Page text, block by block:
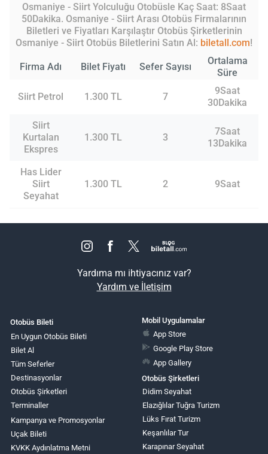
Osmaniye - Siirt Yolculuğu Otobüsle Kaç Saat: 8Saat
50Dakika. Osmaniye - Siirt Arası Otobüs Firmalarının
Biletleri ve Fiyatları Karşılaştır Otobüs Şirketlerinin
Osmaniye - Siirt Otobüs Biletlerini Satın Al: biletall.com!
Firma Adı Bilet Fiyatı Sefer Sayısı
Ortalama
Süre
Siirt Petrol 1.300 TL 7
9Saat
30Dakika
Siirt
Kurtalan
Ekspres
1.300 TL 3
7Saat
13Dakika
Has Lider
Siirt
Seyahat
1.300 TL 2 9Saat
Yardıma mı ihtiyacınız var?
Yardım ve İletişim
Otobüs Bileti
En Uygun Otobüs Bileti
Bilet Al
Tüm Seferler
Destinasyonlar
Otobüs Şirketleri
Terminaller
Kampanya ve Promosyonlar
Uçak Bileti
KVKK Aydınlatma Metni
Mobil Uygulamalar
App Store
Google Play Store
App Gallery
Otobüs Şirketleri
Didim Seyahat
Elazığlılar Tuğra Turizm
Lüks Fırat Turizm
Keşanlılar Tur
Karapınar Seyahat